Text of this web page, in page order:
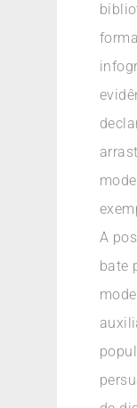
A
bate